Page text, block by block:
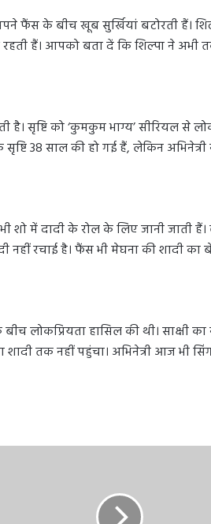
फैंस के बीच खूब सुर्खियां बटोरती हैं।
हैं। आपको बता दें कि शिल्पा ने अभी
है। सृष्टि को ‘कुमकुम भाग्य’ सीरियल से
38 साल की हो गई हैं, लेकिन
में दादी के रोल के लिए जानी जाती
नहीं रचाई है। फैंस भी मेघना की शादी का
लोकप्रियता हासिल की थी। साक्षी
तक नहीं पहुंचा। अभिनेत्री आज भी